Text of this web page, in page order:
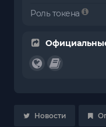
Роль токена
Новости